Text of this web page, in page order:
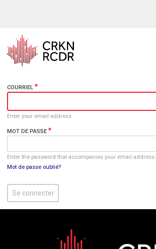
principal
COURRIEL
Enter your email address.
MOT DE PASSE
Enter the password that accompanies your email address.
Mot de passe oublié?